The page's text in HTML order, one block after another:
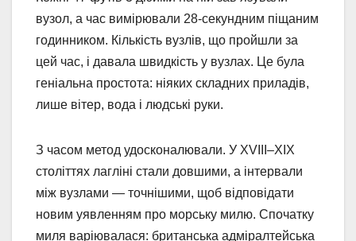
вузол, а час вимірювали 28-секундним піщаним
годинником. Кількість вузлів, що пройшли за
цей час, і давала швидкість у вузлах. Це була
геніальна простота: ніяких складних приладів,
лише вітер, вода і людські руки.
З часом метод удосконалювали. У XVIII–XIX
століттях лагліні стали довшими, а інтервали
між вузлами — точнішими, щоб відповідати
новим уявленням про морську милю. Спочатку
миля варіювалася: британська адміралтейська